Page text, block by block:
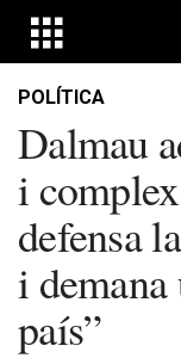
POLÍTICA
Dalmau
i
defensa
i demana
país”